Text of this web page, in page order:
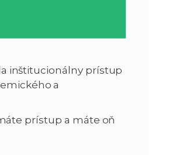
inštitucionálny prístup
a
prístup a máte oň